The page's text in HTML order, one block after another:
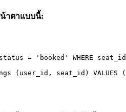
น้าตาแบบนี้:
status = 'booked' WHERE
(user_id, seat_id) VALUES (